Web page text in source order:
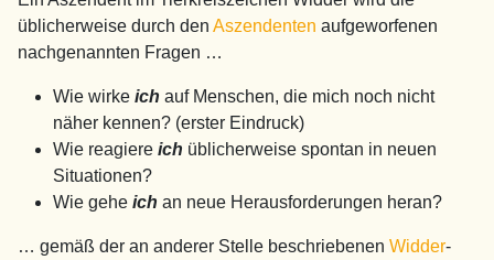
üblicherweise durch den Aszendenten aufgeworfenen
nachgenannten Fragen …
Wie wirke ich auf Menschen, die mich noch nicht
näher kennen? (erster Eindruck)
Wie reagiere ich üblicherweise spontan in neuen
Situationen?
Wie gehe ich an neue Herausforderungen heran?
… gemäß der an anderer Stelle beschriebenen Widder-